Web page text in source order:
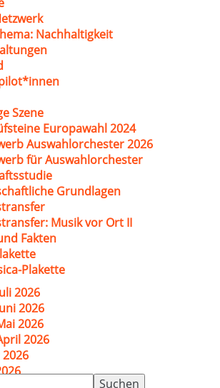
Nachhaltigkeit
Szene
Europawahl 2024
Auswahlorchester 2026
für Auswahlorchester
Grundlagen
Musik vor Ort II
Fakten
Plakette
2026
2026
2026
2026